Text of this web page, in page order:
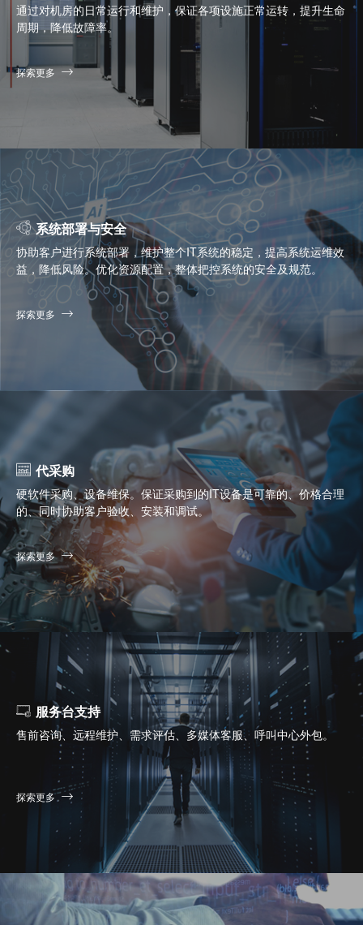
通过对机房的日常运行和维护，保证各项设施正常运转，提升生命
周期，降低故障率。
探索更多
系统部署与安全
协助客户进行系统部署，维护整个IT系统的稳定，提高系统运维效
益，降低风险。优化资源配置，整体把控系统的安全及规范。
探索更多
代采购
硬软件采购、设备维保。保证采购到的IT设备是可靠的、价格合理
的、同时协助客户验收、安装和调试。
探索更多
服务台支持
售前咨询、远程维护、需求评估、多媒体客服、呼叫中心外包。
探索更多